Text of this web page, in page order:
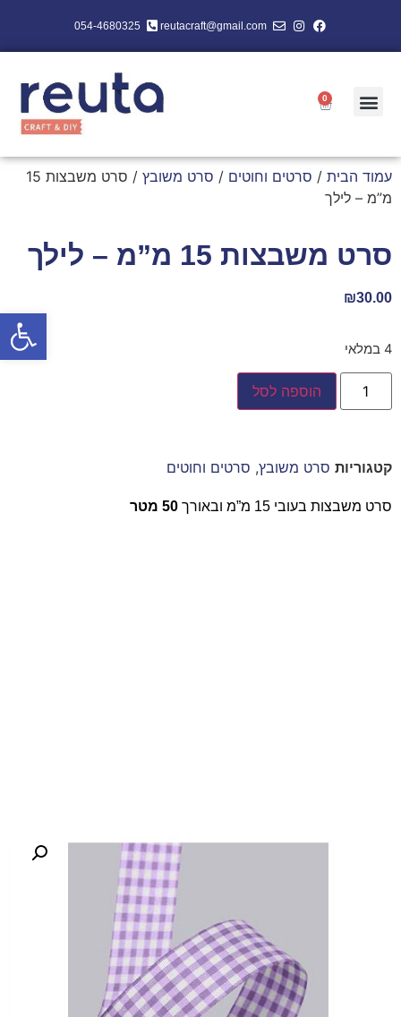
פתח
reutacraft@gmail.com
054-4680325
0
עמוד הבית / סרטים וחוטים / סרט משובץ
/ סרט משבצות 15
מ”מ – לילך
סרט משבצות 15 מ”מ – לילך
₪30.00
4 במלאי
הוספה לסל
קטגוריות סרט משובץ, סרטים וחוטים
סרט משבצות בעובי 15 מ”מ ובאורך 50 מטר